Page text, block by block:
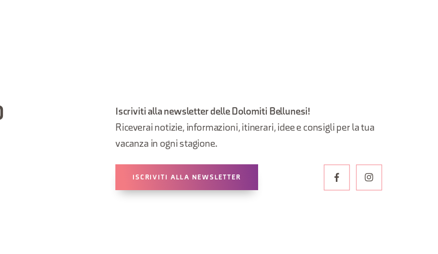
Iscriviti alla newsletter delle Dolomiti Bellunesi!
Riceverai notizie, informazioni, itinerari, idee e consigli per la tua
vacanza in ogni stagione.
ISCRIVITI ALLA NEWSLETTER